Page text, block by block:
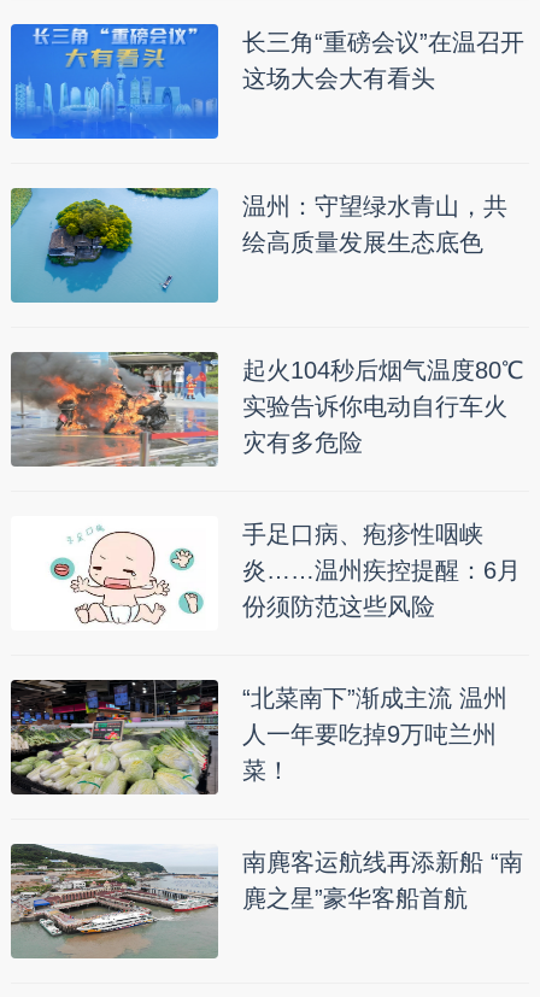
长三角“重磅会议”在温召开
这场大会大有看头
温州：守望绿水青山，共
绘高质量发展生态底色
起火104秒后烟气温度80℃
实验告诉你电动自行车火
灾有多危险
手足口病、疱疹性咽峡
炎……温州疾控提醒：6月
份须防范这些风险
“北菜南下”渐成主流 温州
人一年要吃掉9万吨兰州
菜！
南麂客运航线再添新船 “南
麂之星”豪华客船首航